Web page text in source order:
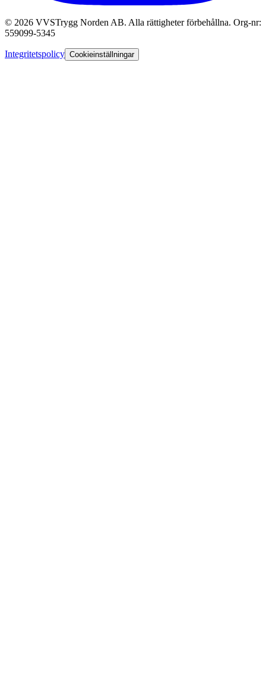
© 2026 VVSTrygg Norden AB. Alla rättigheter förbehållna. Org-nr:
559099-5345
Integritetspolicy Cookieinställningar